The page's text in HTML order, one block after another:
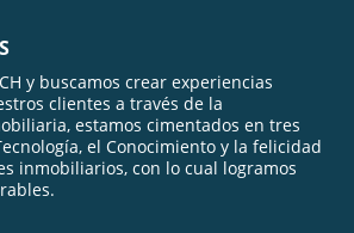
y buscamos crear experiencias
clientes a través de la
estamos cimentados en tres
el Conocimiento y la felicidad
inmobiliarios, con lo cual logramos